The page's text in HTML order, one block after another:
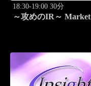
18:30-19:00 30分
～攻めのIR～ Market